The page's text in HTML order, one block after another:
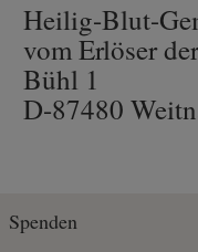
Heilig-Blut-
vom Erlöser
Bühl 1
D-87480
Spenden